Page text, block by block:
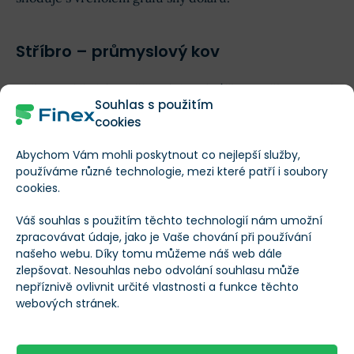
Souhlas s použitím
cookies
Abychom Vám mohli poskytnout co nejlepší služby,
používáme různé technologie, mezi které patří i soubory
cookies.
Váš souhlas s použitím těchto technologií nám umožní
zpracovávat údaje, jako je Vaše chování při používání
našeho webu. Díky tomu můžeme náš web dále
zlepšovat. Nesouhlas nebo odvolání souhlasu může
nepříznivě ovlivnit určité vlastnosti a funkce těchto
webových stránek.
Stříbro – průmyslový kov
Stříbromůže být v některých scénářích lepší investicí
než zlato, a to předevšímdíky svému průmyslovému
Stříbro se používá v elektronice, solární energetice,
zdravotnictví.
Vývoj ceny stříbra od začátku roku 2023